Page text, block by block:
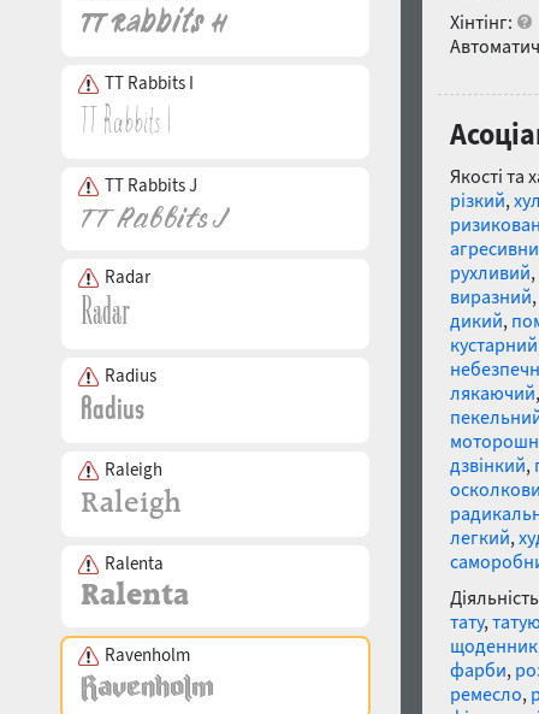
TT Rabbits I
TT Rabbits J
Radar
Radius
Raleigh
Ralenta
Ravenholm
Хінтінг:
Якості та
різкий,
рухливий,
виразний,
дикий,
кустарний
лякаючий
дзвінкий,
легкий,
тату,
щоденник
фарби,
ремесло,